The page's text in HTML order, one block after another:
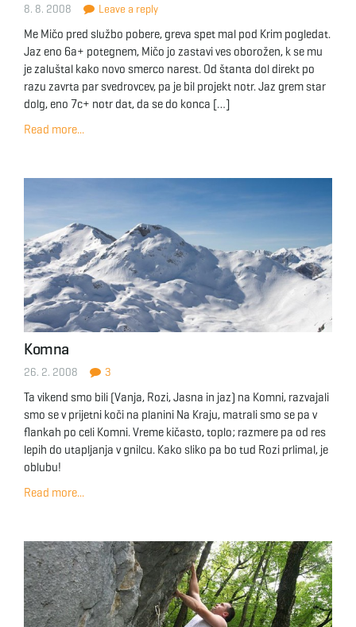
8. 8. 2008 Leave a reply
Me Mičo pred službo pobere, greva spet mal pod Krim pogledat.
Jaz eno 6a+ potegnem, Mičo jo zastavi ves oborožen, k se mu
je zaluštal kako novo smerco narest. Od štanta dol direkt po
razu zavrta par svedrovcev, pa je bil projekt notr. Jaz grem star
dolg, eno 7c+ notr dat, da se do konca […]
Read more...
Komna
26. 2. 2008 3
Ta vikend smo bili (Vanja, Rozi, Jasna in jaz) na Komni, razvajali
smo se v prijetni koči na planini Na Kraju, matrali smo se pa v
flankah po celi Komni. Vreme kičasto, toplo; razmere pa od res
lepih do utapljanja v gnilcu. Kako sliko pa bo tud Rozi prlimal, je
oblubu!
Read more...